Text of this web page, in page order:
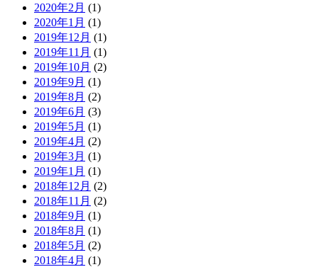
2020年2月 (1)
2020年1月 (1)
2019年12月 (1)
2019年11月 (1)
2019年10月 (2)
2019年9月 (1)
2019年8月 (2)
2019年6月 (3)
2019年5月 (1)
2019年4月 (2)
2019年3月 (1)
2019年1月 (1)
2018年12月 (2)
2018年11月 (2)
2018年9月 (1)
2018年8月 (1)
2018年5月 (2)
2018年4月 (1)